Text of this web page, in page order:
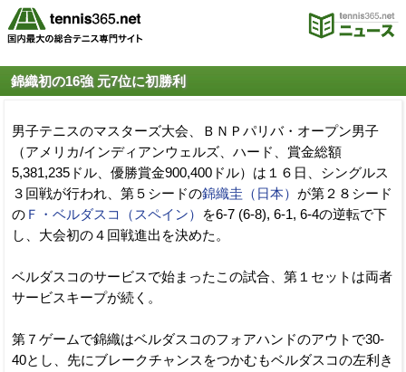
錦織初の16強 元7位に初勝利
男子テニスのマスターズ大会、ＢＮＰパリバ・オープン男子
（アメリカ/インディアンウェルズ、ハード、賞金総額
5,381,235ドル、優勝賞金900,400ドル）は１６日、シングルス
３回戦が行われ、第５シードの錦織圭（日本） が第２８シード
の Ｆ・ベルダスコ（スペイン）
を6-7 (6-8), 6-1, 6-4の逆転で下
し、大会初の４回戦進出を決めた。
ベルダスコのサービスで始まったこの試合、第１セットは両者
サービスキープが続く。
第７ゲームで錦織はベルダスコのフォアハンドのアウトで30-
40とし、先にブレークチャンスをつかむもベルダスコの左利き